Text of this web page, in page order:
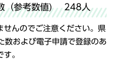
（参考数値) 248人
せんのでご注意ください。県
数および電子申請で登録のあ
。